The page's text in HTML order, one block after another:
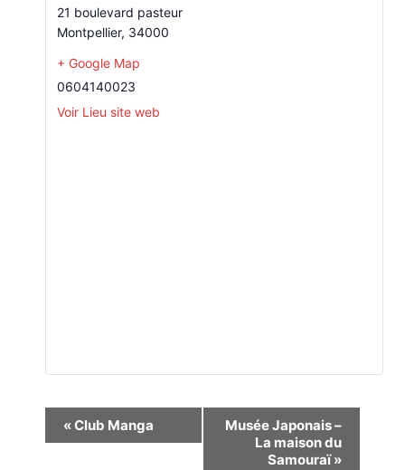
21 boulevard pasteur
Montpellier, 34000
+ Google Map
0604140023
Voir Lieu site web
Navigation
«Club Manga
Musée Japonais –
La maison du
Samouraï»